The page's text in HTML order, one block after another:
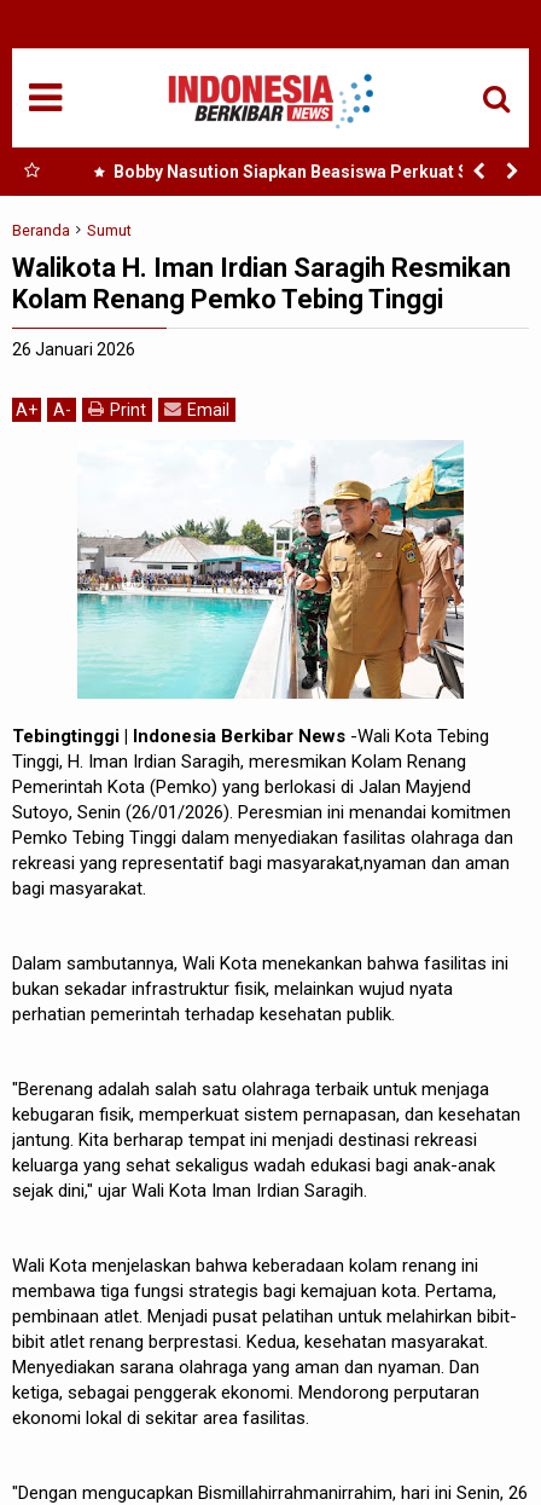
Bobby Nasution Siapkan Beasiswa Perkuat SDM
Kesehatan Kepulauan Nias
Beranda Sumut
Walikota H. Iman Irdian Saragih Resmikan
Kolam Renang Pemko Tebing Tinggi
26 Januari 2026
A+ A- Print Email
Tebingtinggi | Indonesia Berkibar News -Wali Kota Tebing
Tinggi, H. Iman Irdian Saragih, meresmikan Kolam Renang
Pemerintah Kota (Pemko) yang berlokasi di Jalan Mayjend
Sutoyo, Senin (26/01/2026). Peresmian ini menandai komitmen
Pemko Tebing Tinggi dalam menyediakan fasilitas olahraga dan
rekreasi yang representatif bagi masyarakat,nyaman dan aman
bagi masyarakat.
Dalam sambutannya, Wali Kota menekankan bahwa fasilitas ini
bukan sekadar infrastruktur fisik, melainkan wujud nyata
perhatian pemerintah terhadap kesehatan publik.
"Berenang adalah salah satu olahraga terbaik untuk menjaga
kebugaran fisik, memperkuat sistem pernapasan, dan kesehatan
jantung. Kita berharap tempat ini menjadi destinasi rekreasi
keluarga yang sehat sekaligus wadah edukasi bagi anak-anak
sejak dini," ujar Wali Kota Iman Irdian Saragih.
Wali Kota menjelaskan bahwa keberadaan kolam renang ini
membawa tiga fungsi strategis bagi kemajuan kota. Pertama,
pembinaan atlet. Menjadi pusat pelatihan untuk melahirkan bibit-
bibit atlet renang berprestasi. Kedua, kesehatan masyarakat.
Menyediakan sarana olahraga yang aman dan nyaman. Dan
ketiga, sebagai penggerak ekonomi. Mendorong perputaran
ekonomi lokal di sekitar area fasilitas.
"Dengan mengucapkan Bismillahirrahmanirrahim, hari ini Senin, 26
NASIONAL
SUMUT
TANJUNGBALAI
ACEH
EDUKASI